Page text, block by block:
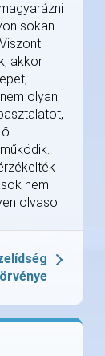
sokan
akkor
olyan
nem
olvasol